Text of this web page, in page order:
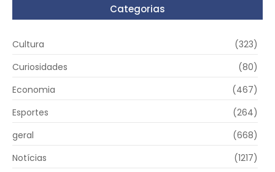
Categorias
Cultura
(323)
Curiosidades
(80)
Economia
(467)
Esportes
(264)
geral
(668)
Notícias
(1217)